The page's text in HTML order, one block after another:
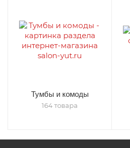
Тумбы и комоды
164 товара